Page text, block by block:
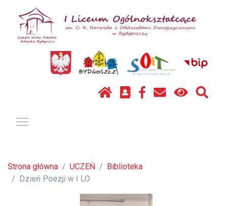
Strona główna UCZEŃ
Biblioteka
Dzień Poezji w I LO